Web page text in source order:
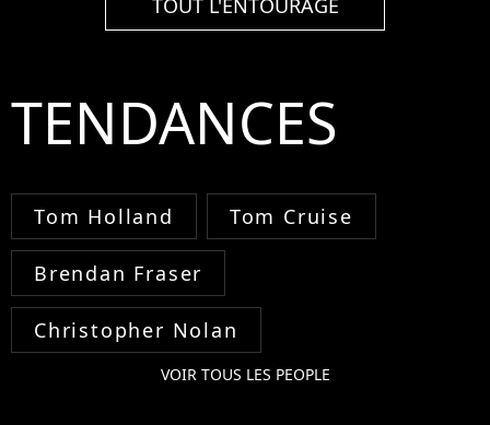
TOUT L'ENTOURAGE
TENDANCES
Tom Holland Tom Cruise
Brendan Fraser
Christopher Nolan
VOIR TOUS LES PEOPLE